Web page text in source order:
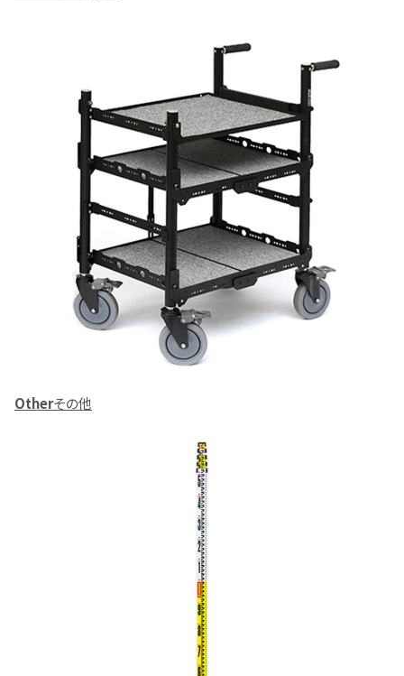
Otherその他